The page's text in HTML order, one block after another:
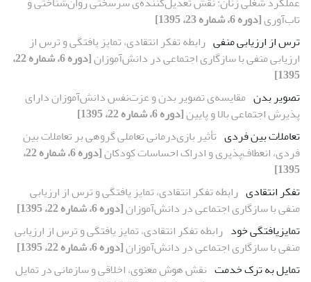
تاب‌آوری[دوره 6، شماره 23، 1395]
ترس از ارزیابی منفی رابطه تفکر انتقادی، تمایز یافتگی و ترس از
ارزیابی منفی با سازگاری اجتماعی در دانش‌آموزان
[دوره 6، شماره 22،
1395]
تصویر بدن مقایسه‌ی تصویر بدن و عزت‌نفس دانش‌آموزان دارای
پذیرش اجتماعی بالا و پایین[دوره 6، شماره 22، 1395]
تعاملات بین فردی تأثیر بازی‌درمانی تعاملی گروهی بر تعاملات بین
فردی، انعطاف‌پذیری و ادراک احساسات کودکان
[دوره 6، شماره 22،
1395]
تفکر انتقادی رابطه تفکر انتقادی، تمایز یافتگی و ترس از ارزیابی
منفی با سازگاری اجتماعی در دانش‌آموزان[دوره 6، شماره 22، 1395]
تمایزیافتگی خود رابطه تفکر انتقادی، تمایز یافتگی و ترس از ارزیابی
منفی با سازگاری اجتماعی در دانش‌آموزان[دوره 6، شماره 22، 1395]
تمایل به ترک خدمت نقش هوش معنوی، اخلاقی و سازمانی در تمایل